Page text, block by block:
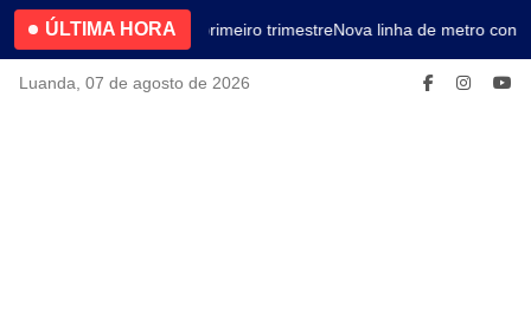
ÚLTIMA HORA4.2% no primeiro trimestreNova linha de metro
Luanda, 07 de agosto de 2026